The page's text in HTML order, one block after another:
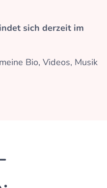
sich derzeit im
Bio, Videos, Musik